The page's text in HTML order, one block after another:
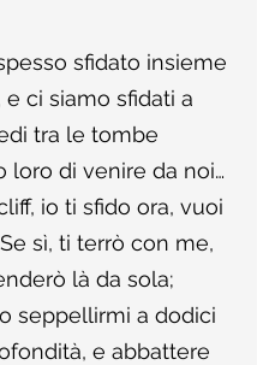
sfidato insieme
e ci siamo sfidati a
tra le tombe
loro di venire da noi…
io ti sfido ora, vuoi
sì, ti terrò con me,
là da sola;
seppellirmi a dodici
e abbattere